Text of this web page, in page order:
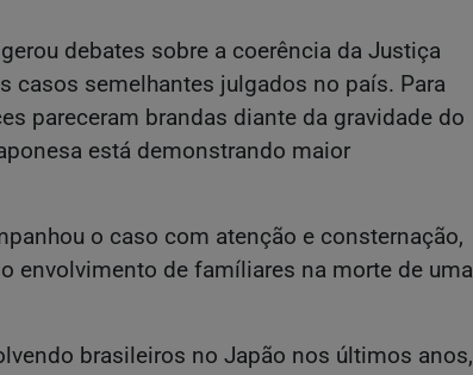
debates sobre a coerência da Justiça
casos semelhantes julgados no país. Para
pareceram brandas diante da gravidade do
está demonstrando maior
o caso com atenção e consternação,
envolvimento de famíliares na morte de uma
brasileiros no Japão nos últimos anos,